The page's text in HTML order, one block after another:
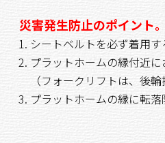
災害発生防止のポイント。
シートベルトを必ず着用す
プラットホームの縁付近
（フォークリフトは、後
プラットホームの縁に転落